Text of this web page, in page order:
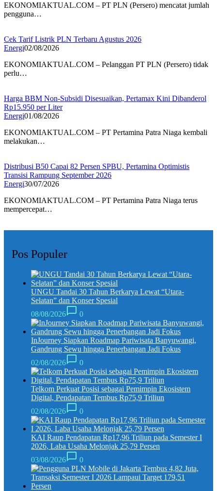
EKONOMIAKTUAL.COM – PT PLN (Persero) mencatat jumlah
pengguna…
Cek Tarif Listrik PLN Terbaru Agustus 2026
Energi02/08/2026
EKONOMIAKTUAL.COM – Pelanggan PT PLN (Persero) tidak
perlu…
Harga BBM Non-Subsidi Disesuaikan, Pertamax Kini Dibanderol
Rp15.950 per Liter
Energi01/08/2026
EKONOMIAKTUAL.COM – PT Pertamina Patra Niaga kembali
melakukan…
Distribusi B50 Capai 82 Persen SPBU, Pertamina Optimistis
Transisi Rampung September 2026
Energi30/07/2026
EKONOMIAKTUAL.COM – PT Pertamina Patra Niaga terus
mempercepat…
Pos Populer
UNGU Tandai 30 Tahun Berkarya Lewat “Utara-
Selatan” dan Konser Spesial
08/08/2026
0
InJourney Siapkan Roadmap Pariwisata Banyuwangi,
Gandrung Sewu hingga Penerbangan Jadi Fokus
02/08/2026
0
Telkom Perkuat Posisi sebagai Pemimpin Ekosistem
Digital, Pendapatan Tembus Rp75,9 Triliun
02/08/2026
0
KAI Raup Pendapatan Rp17,96 Triliun pada Semester I
2026, Laba Usaha Melonjak 25,79 Persen
03/08/2026
0